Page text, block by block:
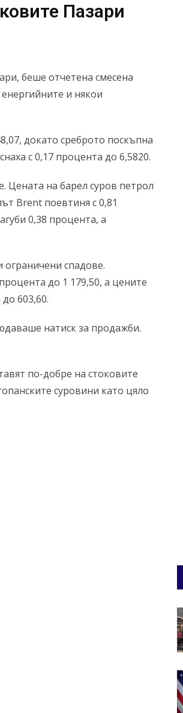
Пазари
беше отчетена смесена
и някои
докато среброто поскъпна
с 0,17 процента до 6,5820.
Цената на барел суров петрол
Brent поевтиня с 0,81
0,38 процента, а
ограничени спадове.
до 1 179,50, а цените
603,60.
натиск за продажби.
по-добре на стоковите
суровини като цяло